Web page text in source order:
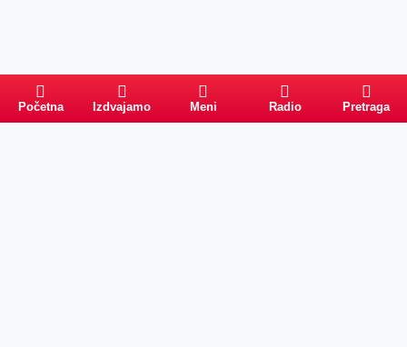
Početna Izdvajamo Meni Radio Pretraga